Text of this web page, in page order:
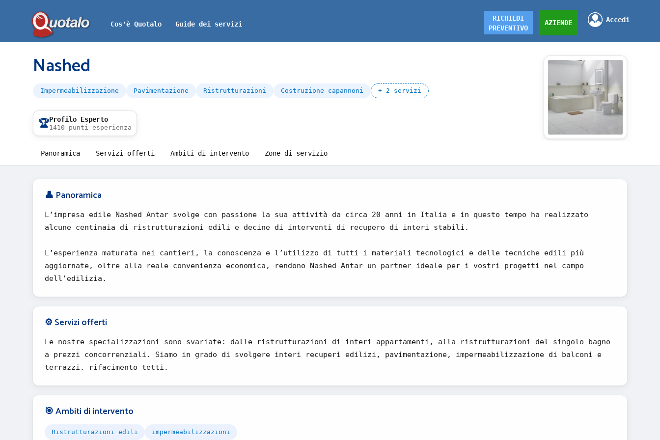
Cos'è Quotalo Guide dei servizi
Accedi
AZIENDE
RICHIEDI
PREVENTIVO
Nashed
Impermeabilizzazione Pavimentazione Ristrutturazioni Costruzione capannoni + 2 servizi
🏆Profilo Esperto
1410 punti esperienza
Panoramica Servizi offerti Ambiti di intervento Zone di servizio
👤 Panoramica
L’impresa edile Nashed Antar svolge con passione la sua attività da circa 20 anni in Italia e in questo tempo ha realizzato
alcune centinaia di ristrutturazioni edili e decine di interventi di recupero di interi stabili.
L’esperienza maturata nei cantieri, la conoscenza e l’utilizzo di tutti i materiali tecnologici e delle tecniche edili più
aggiornate, oltre alla reale convenienza economica, rendono Nashed Antar un partner ideale per i vostri progetti nel campo
dell’edilizia.
⚙️ Servizi offerti
Le nostre specializzazioni sono svariate: dalle ristrutturazioni di interi appartamenti, alla ristrutturazioni del singolo bagno
a prezzi concorrenziali. Siamo in grado di svolgere interi recuperi edilizi, pavimentazione, impermeabilizzazione di balconi e
terrazzi. rifacimento tetti.
🎯 Ambiti di intervento
Ristrutturazioni edili impermeabilizzazioni